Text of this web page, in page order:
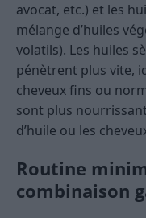
avocat, etc.) et les
mélange d’huiles
volatils). Les huiles
pénètrent plus vite,
cheveux fins ou
sont plus
d’huile ou les
Routine
combinaison